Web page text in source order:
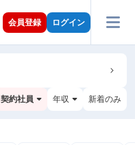
会員登録 ログイン
契約社員 年収 新着のみ